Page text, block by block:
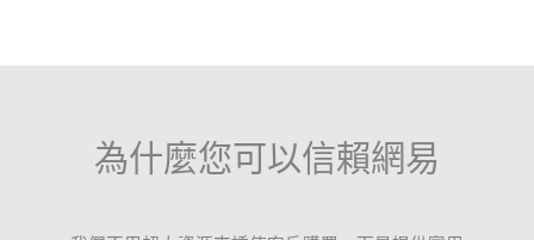
為什麼您可以信賴網易